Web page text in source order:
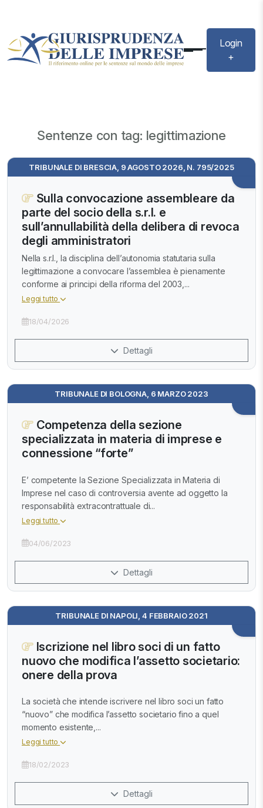
Login
+
Sentenze con tag: legittimazione
TRIBUNALE DI BRESCIA, 9 AGOSTO 2026, N. 795/2025
Sulla convocazione assembleare da
parte del socio della s.r.l. e
sull’annullabilità della delibera di revoca
degli amministratori
Nella s.r.l., la disciplina dell’autonomia statutaria sulla
legittimazione a convocare l’assemblea è pienamente
conforme ai principi della riforma del 2003,...
Leggi tutto
18/04/2026
Dettagli
TRIBUNALE DI BOLOGNA, 6 MARZO 2023
Competenza della sezione
specializzata in materia di imprese e
connessione “forte”
E’ competente la Sezione Specializzata in Materia di
Imprese nel caso di controversia avente ad oggetto la
responsabilità extracontrattuale di...
Leggi tutto
04/06/2023
Dettagli
TRIBUNALE DI NAPOLI, 4 FEBBRAIO 2021
Iscrizione nel libro soci di un fatto
nuovo che modifica l’assetto societario:
onere della prova
La società che intende iscrivere nel libro soci un fatto
“nuovo” che modifica l’assetto societario fino a quel
momento esistente,...
Leggi tutto
18/02/2023
Dettagli